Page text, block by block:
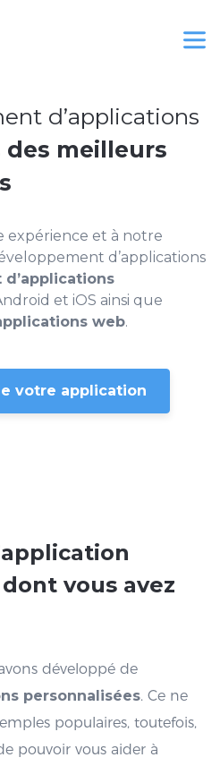
d’applications
des meilleurs
expérience et à notre
d’applications
et iOS ainsi que
web.
votre application
vous avez
développé de
personnalisées. Ce ne
populaires, toutefois,
pouvoir vous aider à